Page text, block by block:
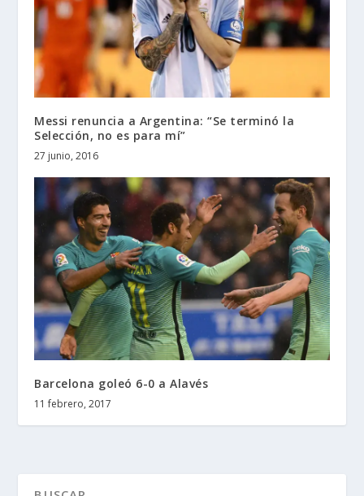
Messi renuncia a Argentina: “Se terminó la
Selección, no es para mí”
27 junio, 2016
Barcelona goleó 6-0 a Alavés
11 febrero, 2017